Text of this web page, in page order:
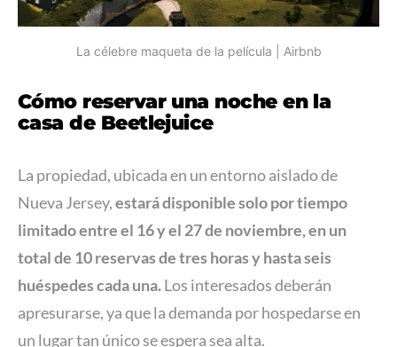
La célebre maqueta de la película | Airbnb
Cómo reservar una noche en la
casa de Beetlejuice
La propiedad, ubicada en un entorno aislado de
Nueva Jersey,estará disponible solo por tiempo
limitado entre el 16 y el 27 de noviembre, en un
total de 10 reservas de tres horas y hasta seis
huéspedes cada una.Los interesados deberán
apresurarse, ya que la demanda por hospedarse en
un lugar tan único se espera sea alta.